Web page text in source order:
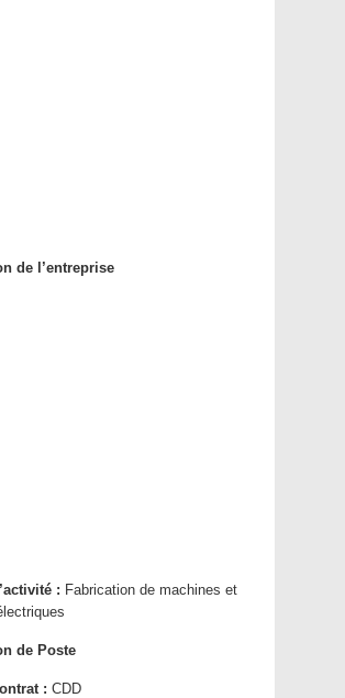
de l’entreprise
: Fabrication de machines et
de Poste
: CDD